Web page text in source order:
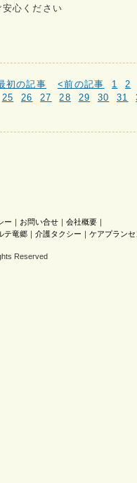
心ください
初の記事 <前の記事 1
2
25
26 27 28 29 30 31
ー ｜ お問い合せ ｜ 会社概要 ｜
テ竜郷 ｜ 介護タクシー ｜ ケアプラン
Reserved